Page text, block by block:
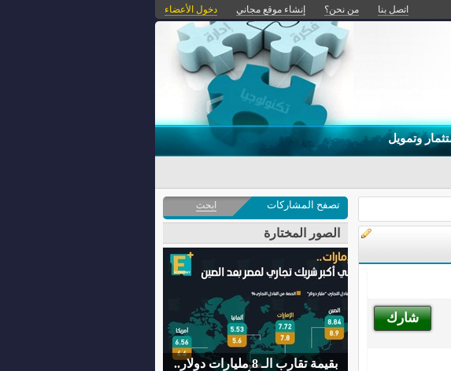
اتصل بنا من نحن؟ إنشاء موقع مجاني دخول الأعضاء
وتمويل
شارك
تصفح المشاركات ابحث
الصور المختارة
بقيمة تقارب الـ 8 مليارات دولار..